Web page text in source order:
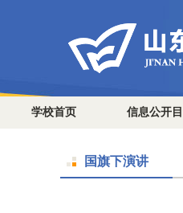
学校首页 信息公开
国旗下演讲